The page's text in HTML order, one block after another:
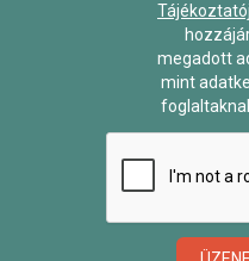
megadott
mint